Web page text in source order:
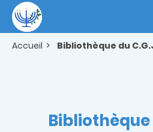
contenu
principal
Accueil Bibliothèque du
Bibliothèque